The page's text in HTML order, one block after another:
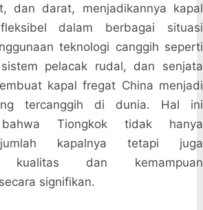
dan darat, menjadikannya kapal
dalam berbagai situasi
teknologi canggih seperti
pelacak rudal, dan senjata
kapal fregat China menjadi
tercanggih di dunia. Hal ini
bahwa Tiongkok tidak hanya
jumlah kapalnya tetapi juga
kualitas dan kemampuan
signifikan.